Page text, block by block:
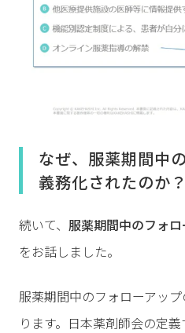
なぜ、服薬期間中
義務化されたのか？
続いて、 服薬期間中のフォ
をお話しました。
服薬期間中のフォローアッ
ります。日本薬剤師会の定